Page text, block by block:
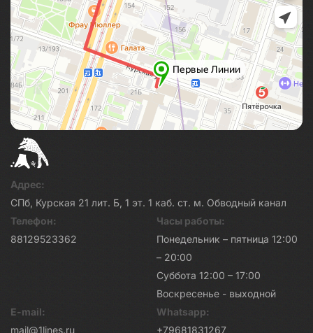
Адрес:
СПб, Курская 21 лит. Б, 1 эт. 1 каб. ст. м. Обводный канал
Телефон:
88129523362
Часы работы:
Понедельник – пятница 12:00
– 20:00
Суббота 12:00 – 17:00
Воскресенье - выходной
E-mail:
mail@1lines.ru
Whatsapp:
+79681831267